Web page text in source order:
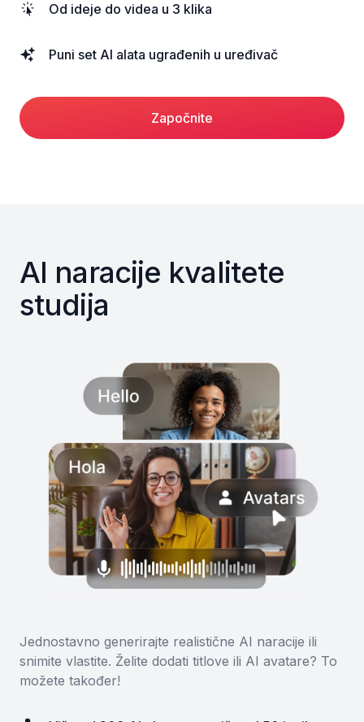
Od ideje do videa u 3 klika
Puni set AI alata ugrađenih u uređivač
Započnite
AI naracije kvalitete
studija
Jednostavno generirajte realistične AI naracije ili
snimite vlastite. Želite dodati titlove ili AI avatare? To
možete također!